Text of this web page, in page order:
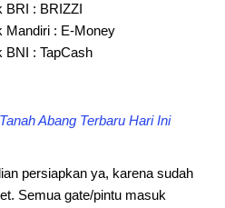
BRI : BRIZZI
Mandiri : E-Money
BNI : TapCash
Abang Terbaru Hari Ini
persiapkan ya, karena sudah
Semua gate/pintu masuk